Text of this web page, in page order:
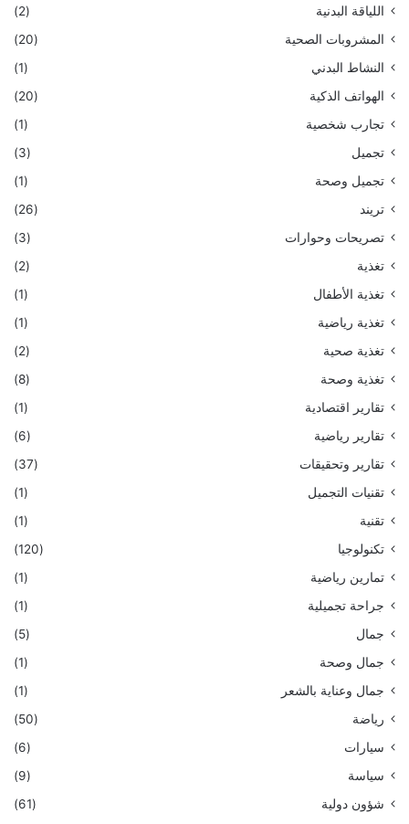
اللياقة البدنية
(2)
المشروبات الصحية
(20)
النشاط البدني
(1)
الهواتف الذكية
(20)
تجارب شخصية
(1)
تجميل
(3)
تجميل وصحة
(1)
تريند
(26)
تصريحات وحوارات
(3)
تغذية
(2)
تغذية الأطفال
(1)
تغذية رياضية
(1)
تغذية صحية
(2)
تغذية وصحة
(8)
تقارير اقتصادية
(1)
تقارير رياضية
(6)
تقارير وتحقيقات
(37)
تقنيات التجميل
(1)
تقنية
(1)
تكنولوجيا
(120)
تمارين رياضية
(1)
جراحة تجميلية
(1)
جمال
(5)
جمال وصحة
(1)
جمال وعناية بالشعر
(1)
رياضة
(50)
سيارات
(6)
سياسة
(9)
شؤون دولية
(61)